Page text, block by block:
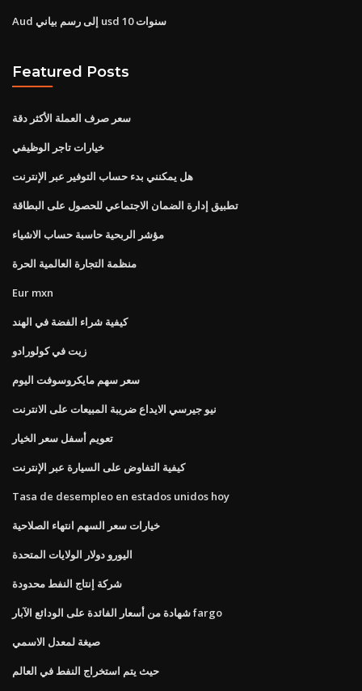
Aud إلى رسم بياني usd 10 سنوات
Featured Posts
سعر صرف العملة الأكثر دقة
خيارات تاجر الوظيفي
هل يمكنني بدء حساب التوفير عبر الإنترنت
تطبيق إدارة الضمان الاجتماعي للحصول على البطاقة
مؤشر الربحية حاسبة حساب الاشياء
منظمة التجارة العالمية الحرة
Eur mxn
كيفية شراء الفضة في الهند
زيت في كولورادو
سعر سهم مايكروسوفت اليوم
نيو جيرسي الايداع ضريبة المبيعات على الانترنت
تعويم أسفل سعر الخيار
كيفية التفاوض على السيارة عبر الإنترنت
Tasa de desempleo en estados unidos hoy
خيارات سعر السهم انتهاء الصلاحية
اليورو دولار الولايات المتحدة
شركة إنتاج النفط محدودة
شهادة من أسعار الفائدة على الودائع الآبار fargo
صيغة لمعدل الاسمي
حيث يتم استخراج النفط في العالم